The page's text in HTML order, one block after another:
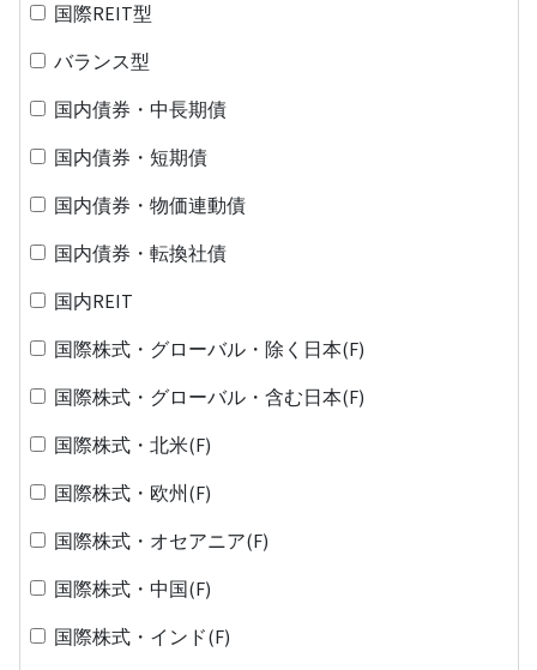
国際REIT型
バランス型
国内債券・中長期債
国内債券・短期債
国内債券・物価連動債
国内債券・転換社債
国内REIT
国際株式・グローバル・除く日本(F)
国際株式・グローバル・含む日本(F)
国際株式・北米(F)
国際株式・欧州(F)
国際株式・オセアニア(F)
国際株式・中国(F)
国際株式・インド(F)